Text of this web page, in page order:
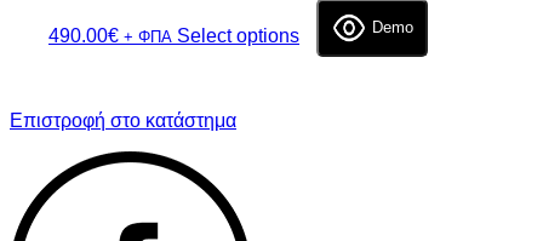
490.00€ + ΦΠΑ Select options Demo
Επιστροφή στο κατάστημα